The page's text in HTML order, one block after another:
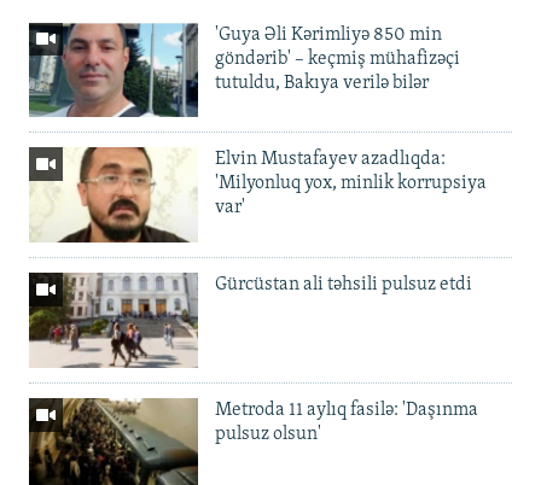
'Guya Əli Kərimliyə 850 min
göndərib' – keçmiş mühafizəçi
tutuldu, Bakıya verilə bilər
Elvin Mustafayev azadlıqda:
'Milyonluq yox, minlik korrupsiya
var'
Gürcüstan ali təhsili pulsuz etdi
Metroda 11 aylıq fasilə: 'Daşınma
pulsuz olsun'